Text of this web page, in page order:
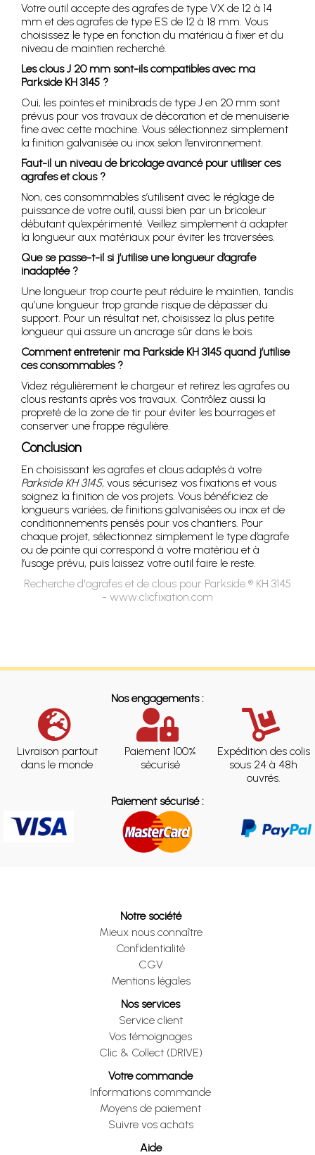
Votre outil accepte des agrafes de type VX de 12 à 14
mm et des agrafes de type ES de 12 à 18 mm. Vous
choisissez le type en fonction du matériau à fixer et du
niveau de maintien recherché.
Les clous J 20 mm sont-ils compatibles avec ma
Parkside KH 3145 ?
Oui, les pointes et minibrads de type J en 20 mm sont
prévus pour vos travaux de décoration et de menuiserie
fine avec cette machine. Vous sélectionnez simplement
la finition galvanisée ou inox selon l’environnement.
Faut-il un niveau de bricolage avancé pour utiliser ces
agrafes et clous ?
Non, ces consommables s’utilisent avec le réglage de
puissance de votre outil, aussi bien par un bricoleur
débutant qu’expérimenté. Veillez simplement à adapter
la longueur aux matériaux pour éviter les traversées.
Que se passe-t-il si j’utilise une longueur d’agrafe
inadaptée ?
Une longueur trop courte peut réduire le maintien, tandis
qu’une longueur trop grande risque de dépasser du
support. Pour un résultat net, choisissez la plus petite
longueur qui assure un ancrage sûr dans le bois.
Comment entretenir ma Parkside KH 3145 quand j’utilise
ces consommables ?
Videz régulièrement le chargeur et retirez les agrafes ou
clous restants après vos travaux. Contrôlez aussi la
propreté de la zone de tir pour éviter les bourrages et
conserver une frappe régulière.
Conclusion
En choisissant les agrafes et clous adaptés à votre
Parkside KH 3145, vous sécurisez vos fixations et vous
soignez la finition de vos projets. Vous bénéficiez de
longueurs variées, de finitions galvanisées ou inox et de
conditionnements pensés pour vos chantiers. Pour
chaque projet, sélectionnez simplement le type d’agrafe
ou de pointe qui correspond à votre matériau et à
l’usage prévu, puis laissez votre outil faire le reste.
Recherche d'agrafes et de clous pour Parkside ® KH 3145
- www.clicfixation.com
Nos engagements :
Livraison partout
dans le monde
Paiement 100%
sécurisé
Expédition des colis
sous 24 à 48h
ouvrés.
Paiement sécurisé :
Notre société
Mieux nous connaître
Confidentialité
CGV
Mentions légales
Nos services
Service client
Vos témoignages
Clic & Collect (DRIVE)
Votre commande
Informations commande
Moyens de paiement
Suivre vos achats
Aide